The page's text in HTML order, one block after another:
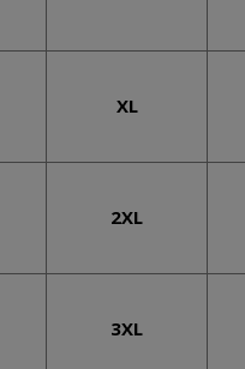
XL
2XL
3XL